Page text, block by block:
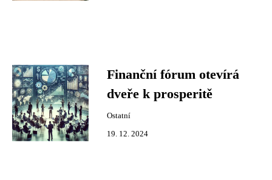
Finanční fórum otevírá
dveře k prosperitě
Ostatní
19. 12. 2024